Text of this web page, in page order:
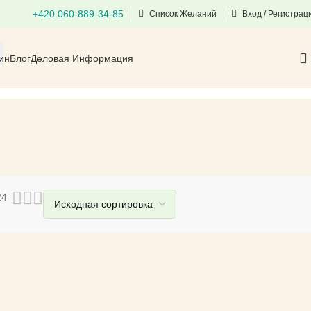
+420 060-889-34-85 Список Желаний Вход /
БлогДеловая Информация